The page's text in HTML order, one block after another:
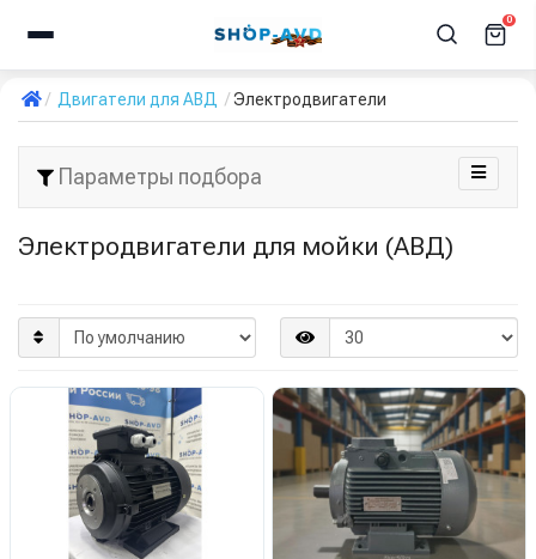
0
Двигатели для АВД Электродвигатели
Параметры подбора
Электродвигатели для мойки (АВД)